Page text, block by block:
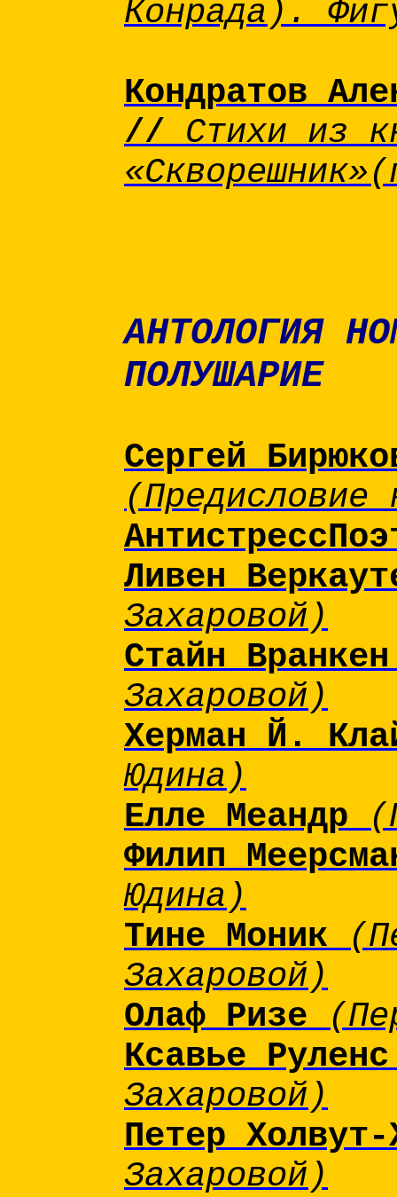
Конрада).
Кондратов
// Стихи из
АНТОЛОГИЯ
ПОЛУШАРИЕ
Сергей
(Предисловие
Ливен
Захаровой)
Стайн
Захаровой)
Херман Й.
Юдина)
Елле Меандр
Филип
Юдина)
Тине Моник
Захаровой)
Олаф Ризе
Ксавье
Захаровой)
Петер
Захаровой)